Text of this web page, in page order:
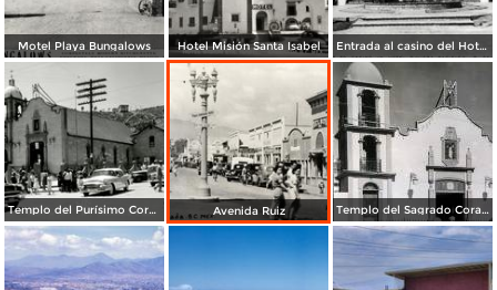
Motel Playa Bungalows Hotel Misión Santa Isabel Entrada al casino del Hotel Riviera Pacífico
Templo del Purísimo Corazón de María, salida de misa Avenida Ruiz Templo del Sagrado Corazon.